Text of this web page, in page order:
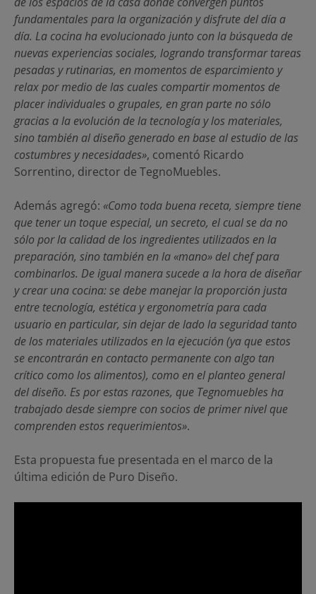
fundamentales para la organización y disfrute del día a
día. La cocina ha evolucionado junto con la búsqueda de
nuevas experiencias sociales, logrando transformar tareas
pesadas y rutinarias, en momentos de esparcimiento y
relax por medio de las cuales compartir momentos de
placer individuales o grupales, en gran parte no sólo
gracias a la evolución de la tecnología y los materiales,
sino también al diseño generado en base al estudio de las
costumbres y necesidades», comentó Ricardo
Sorrentino, director de TegnoMuebles.
Además agregó: «Como toda buena receta, siempre tiene
que tener un toque especial, un secreto, el cual se da no
sólo por la calidad de los ingredientes utilizados en la
preparación, sino también en la «mano» del chef para
combinarlos. De igual manera sucede a la hora de diseñar
y crear una cocina: se debe manejar la proporción justa
entre tecnología, estética y ergonometría para cada
usuario en particular, sin dejar de lado la seguridad tanto
de los materiales utilizados en la ejecución (ya que estos
se encontrarán en contacto permanente con algo tan
crítico como los alimentos), como en el planteo general
del diseño. Es por estas razones, que Tegnomuebles ha
trabajado desde siempre con socios de primer nivel que
comprenden estos requerimientos».
Esta propuesta fue presentada en el marco de la
última edición de Puro Diseño.